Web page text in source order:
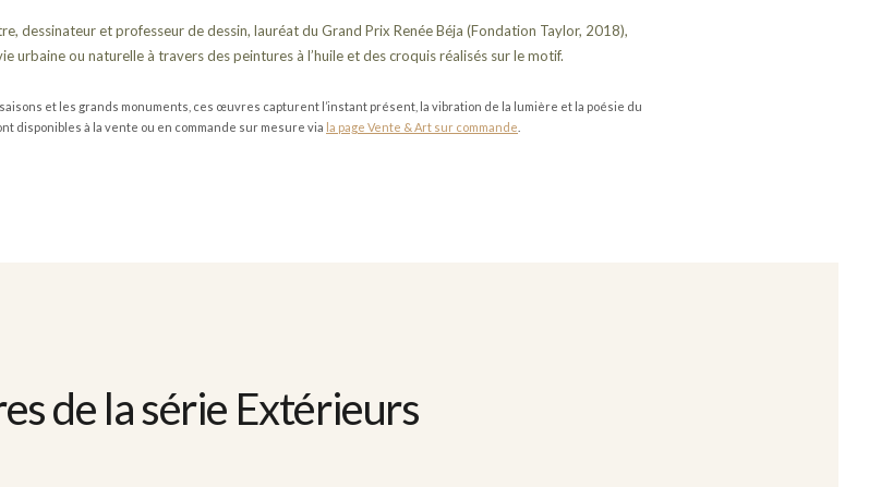
dessinateur et professeur de dessin, lauréat du Grand Prix Renée Béja (Fondation Taylor, 2018),
urbaine ou naturelle à travers des peintures à l’huile et des croquis réalisés sur le motif.
et les grands monuments, ces œuvres capturent l’instant présent, la vibration de la lumière et la poésie du
disponibles à la vente ou en commande sur mesure via la page Vente & Art sur commande
de la série Extérieurs